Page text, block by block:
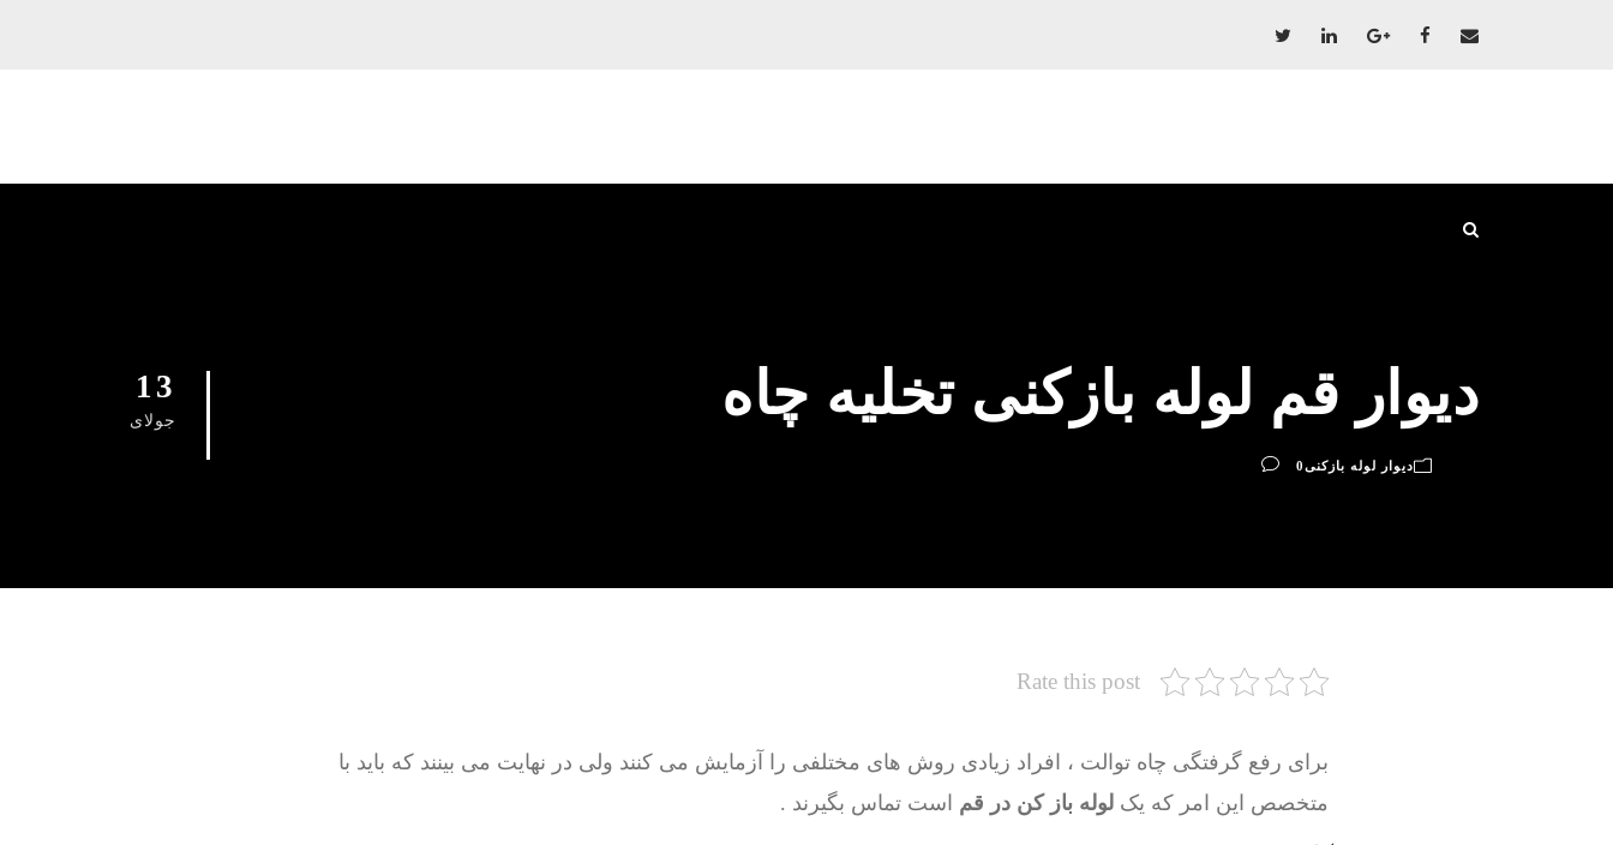
13
جولای دیوار قم لوله بازکنی تخلیه چاه
دیوار لوله بازکنی0
Rate this post
برای رفع گرفتگی چاه توالت ، افراد زیادی روش های مختلفی را آزمایش می کنند ولی در نهایت می بینند که باید با
متخصص این امر که یک لوله باز کن در قم است تماس بگیرند .